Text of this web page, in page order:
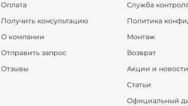
Оплата
Получить консультацию
О компании
Отправить запрос
Отзывы
Служба
Политика
Монтаж
Возврат
Акции и новости
Статьи
Официальный